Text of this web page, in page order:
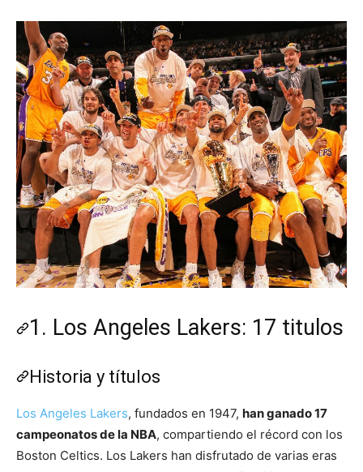
1. Los Angeles Lakers: 17 titulos
Historia y títulos
Los Angeles Lakers, fundados en 1947, han ganado 17
campeonatos de la NBA, compartiendo el récord con los
Boston Celtics. Los Lakers han disfrutado de varias eras